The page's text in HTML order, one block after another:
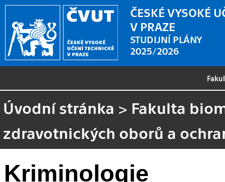
ČESKÉ VYSOKÉ
V PRAZE
STUDIJNÍ PLÁNY
2025/2026
Úvodní stránka > Fakulta
zdravotnických oborů a
Kriminologie